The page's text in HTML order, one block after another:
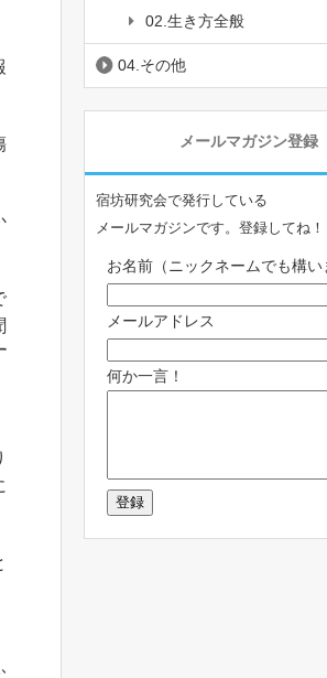
02.生き方全般
04.その他
メールマガジン登録
宿坊研究会で発行している
メールマガジンです。登録してね！
お名前（ニックネームでも構い
メールアドレス
何か一言！